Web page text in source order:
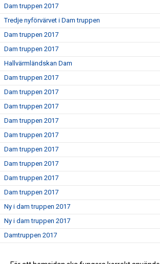
Dam truppen 2017
Tredje nyförvärvet i Dam truppen
Dam truppen 2017
Dam truppen 2017
Hallvärmländskan Dam
Dam truppen 2017
Dam truppen 2017
Dam truppen 2017
Dam truppen 2017
Dam truppen 2017
Dam truppen 2017
Dam truppen 2017
Dam truppen 2017
Dam truppen 2017
Ny i dam truppen 2017
Ny i dam truppen 2017
Damtruppen 2017